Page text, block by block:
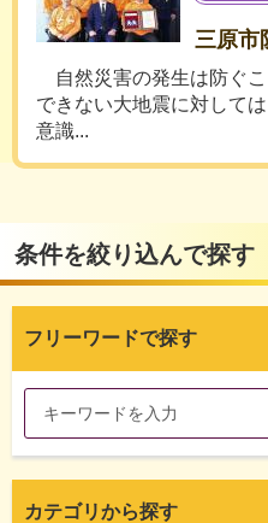
三原市
自然災害の発生は防ぐ
できない大地震に対して
意識...
条件を絞り込んで探す
フリーワードで探す
カテゴリから探す